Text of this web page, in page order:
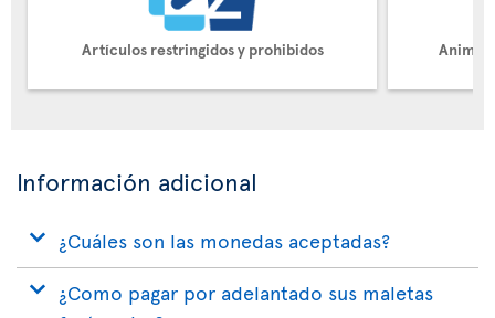
Artículos restringidos y prohibidos
Información adicional
¿Cuáles son las monedas aceptadas?
¿Como pagar por adelantado sus maletas